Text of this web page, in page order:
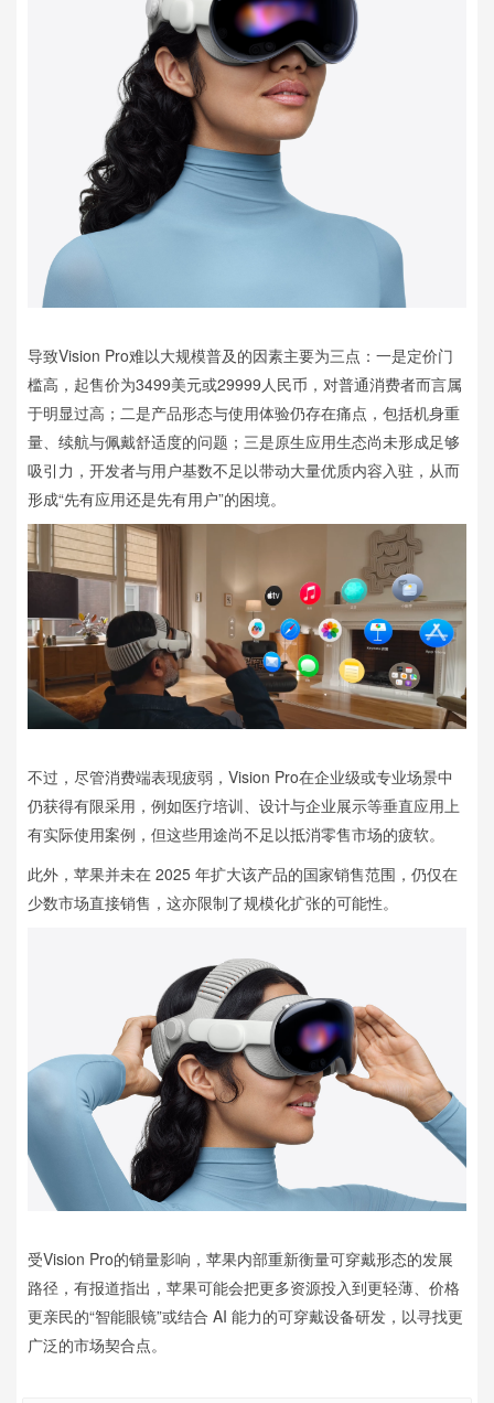
导致Vision Pro难以大规模普及的因素主要为三点：一是定价门
槛高，起售价为3499美元或29999人民币，对普通消费者而言属
于明显过高；二是产品形态与使用体验仍存在痛点，包括机身重
量、续航与佩戴舒适度的问题；三是原生应用生态尚未形成足够
吸引力，开发者与用户基数不足以带动大量优质内容入驻，从而
形成“先有应用还是先有用户”的困境。
不过，尽管消费端表现疲弱，Vision Pro在企业级或专业场景中
仍获得有限采用，例如医疗培训、设计与企业展示等垂直应用上
有实际使用案例，但这些用途尚不足以抵消零售市场的疲软。
此外，苹果并未在 2025 年扩大该产品的国家销售范围，仍仅在
少数市场直接销售，这亦限制了规模化扩张的可能性。
受Vision Pro的销量影响，苹果内部重新衡量可穿戴形态的发展
路径，有报道指出，苹果可能会把更多资源投入到更轻薄、价格
更亲民的“智能眼镜”或结合 AI 能力的可穿戴设备研发，以寻找更
广泛的市场契合点。